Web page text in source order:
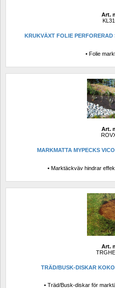
Art.
KRUKVÄXT FOLIE PERFORERAD
• Folie
Art.
MARKMATTA MYPECKS
• Marktäckväv hindrar
Art.
TRÄD/BUSK-DISKAR
• Träd/Busk-diskar för